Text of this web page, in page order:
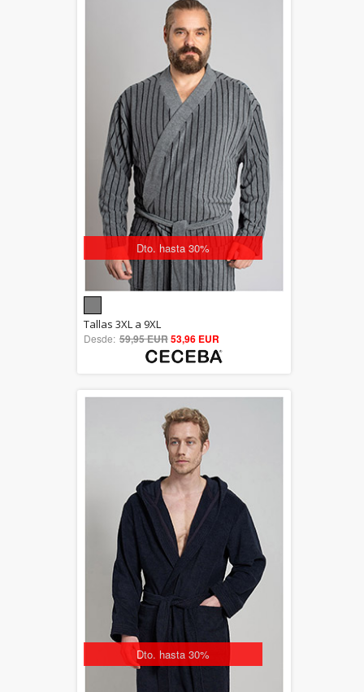
Dto. hasta 30%
5.00
out of 5
Tallas 3XL a 9XL
Desde: 59,95 EUR53,96 EUR
Dto. hasta 30%